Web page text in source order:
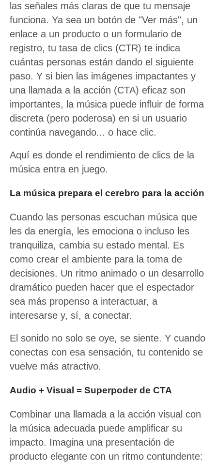
las señales más claras de que tu mensaje
funciona. Ya sea un botón de "Ver más", un
enlace a un producto o un formulario de
registro, tu tasa de clics (CTR) te indica
cuántas personas están dando el siguiente
paso. Y si bien las imágenes impactantes y
una llamada a la acción (CTA) eficaz son
importantes, la música puede influir de forma
discreta (pero poderosa) en si un usuario
continúa navegando... o hace clic.
Aquí es donde el rendimiento de clics de la
música entra en juego.
La música prepara el cerebro para la acción
Cuando las personas escuchan música que
les da energía, les emociona o incluso les
tranquiliza, cambia su estado mental. Es
como crear el ambiente para la toma de
decisiones. Un ritmo animado o un desarrollo
dramático pueden hacer que el espectador
sea más propenso a interactuar, a
interesarse y, sí, a conectar.
El sonido no solo se oye, se siente. Y cuando
conectas con esa sensación, tu contenido se
vuelve más atractivo.
Audio + Visual = Superpoder de CTA
Combinar una llamada a la acción visual con
la música adecuada puede amplificar su
impacto. Imagina una presentación de
producto elegante con un ritmo contundente: